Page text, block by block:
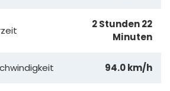
2 Stunden 22
Minuten
94.0 km/h